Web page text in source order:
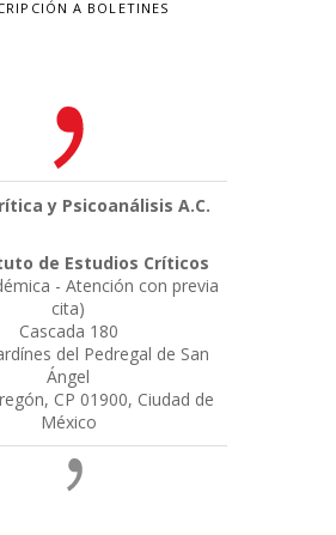
A BOLETINES
y Psicoanálisis A.C.
de Estudios Críticos
- Atención con previa
cita)
Cascada 180
del Pedregal de San
Ángel
CP 01900, Ciudad de
México